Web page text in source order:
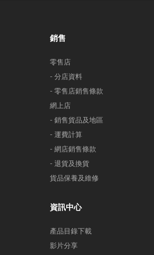
銷售
零售店
- 分店資料
- 零售店銷售條款
網上店
- 銷售貨品及地區
- 運費計算
- 網店銷售條款
- 退貨及換貨
貨品保養及維修
資訊中心
產品目錄下載
影片分享